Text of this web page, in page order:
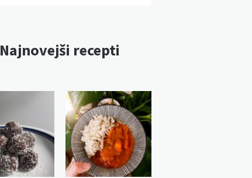
Najnovejši recepti